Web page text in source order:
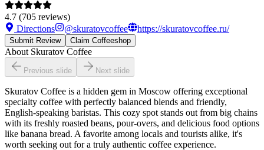
4.7 (705 reviews)
Directions
@skuratovcoffee https://skuratovcoffee.ru/
Submit Review Claim Coffeeshop
About Skuratov Coffee
Previous slide Next slide
Skuratov Coffee is a hidden gem in Moscow offering exceptional
specialty coffee with perfectly balanced blends and friendly,
English-speaking baristas. This cozy spot stands out from big chains
with its freshly roasted beans, pour-overs, and delicious food options
like banana bread. A favorite among locals and tourists alike, it's
worth seeking out for a truly authentic coffee experience.